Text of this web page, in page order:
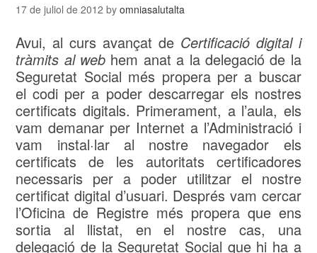
17 de juliol de 2012 byomniasalutalta
Avui, al curs avançat de Certificació digital i
tràmits al web hem anat a la delegació de la
Seguretat Social més propera per a buscar
el codi per a poder descarregar els nostres
certificats digitals. Primerament, a l’aula, els
vam demanar per Internet a l’Administració i
vam instal·lar al nostre navegador els
certificats de les autoritats certificadores
necessaris per a poder utilitzar el nostre
certificat digital d’usuari. Després vam cercar
l’Oficina de Registre més propera que ens
sortia al llistat, en el nostre cas, una
delegació de la Seguretat Social que hi ha a